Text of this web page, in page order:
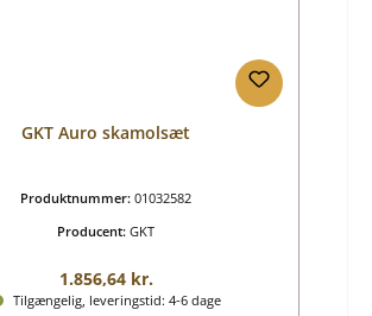
GKT Auro skamolsæt
Produktnummer: 01032582
Producent: GKT
Almindelig pris:
1.856,64 kr.
Tilgængelig, leveringstid: 4-6 dage